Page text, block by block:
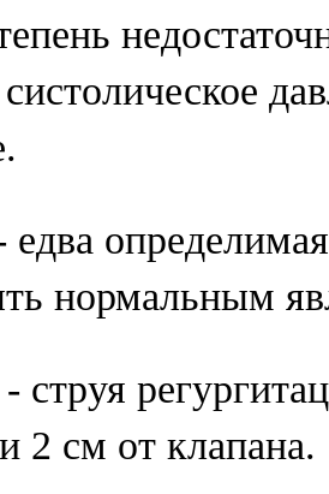
едва
нормальным
струя
2 см от клапана.